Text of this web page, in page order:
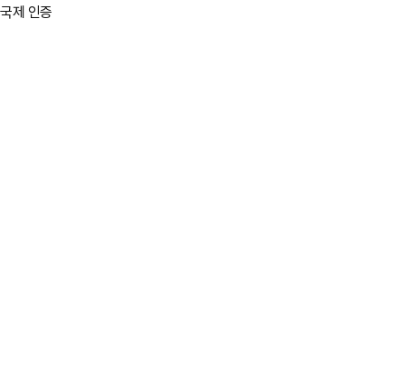
국제 인증